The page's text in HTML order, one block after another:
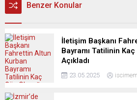
Benzer Konular
İletişim Başkanı
Bayramı Tatilinin Kaç
Açıkladı
23.05.2025